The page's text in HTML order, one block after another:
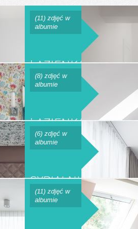
(11) zdjęć w
albumie
ŁAZIENKA
BM
(8) zdjęć w
albumie
ŁAZIENKA
NY
(6) zdjęć w
albumie
SYPIALNIA_B
(11) zdjęć w
albumie